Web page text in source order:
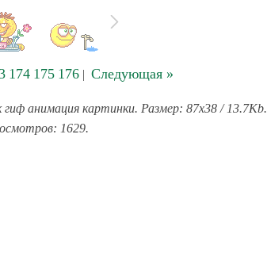
174 175 176| Следующая »
анимация картинки. Размер: 87x38 / 13.7Kb.
1629.